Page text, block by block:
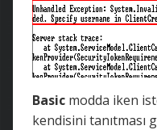
Basic modda iken
kendisini tanıtması